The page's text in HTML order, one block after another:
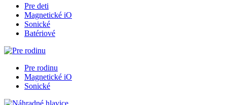
Pre deti
Magnetické iO
Sonické
Batériové
Pre rodinu
Magnetické iO
Sonické